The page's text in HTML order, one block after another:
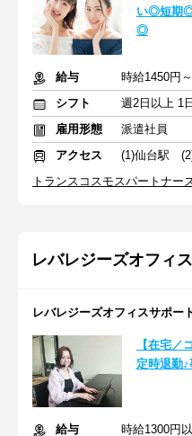
い◎短期◎
◎
給与
時給1450円
シフト
雇用形態
派遣社員
アクセス
(1)仙台駅
トランスコスモスパートナー
レバレジーズオフィ
レバレジーズオフィスサポー
【在宅
定時退勤
給与
時給1300円